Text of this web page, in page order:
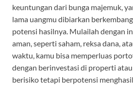
keuntungan dari bunga majemuk,
lama uangmu dibiarkan
potensi hasilnya. Mulailah dengan
aman, seperti saham, reksa dana,
waktu, kamu bisa memperluas
dengan berinvestasi di properti
berisiko tetapi berpotensi